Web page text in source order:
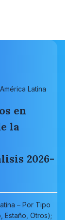
Latina
en
la
2026-
– Por Tipo
Estaño, Otros);